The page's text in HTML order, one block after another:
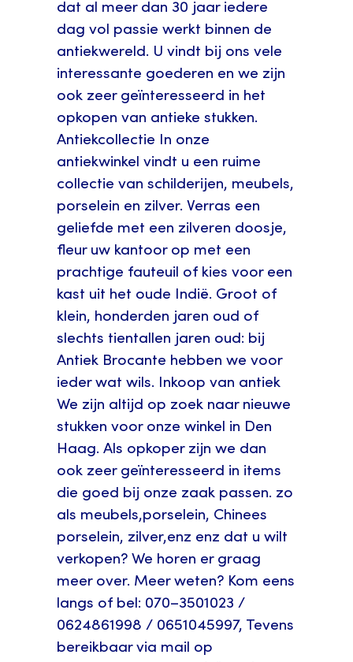
dat al meer dan 30 jaar iedere
dag vol passie werkt binnen de
antiekwereld. U vindt bij ons vele
interessante goederen en we zijn
ook zeer geïnteresseerd in het
opkopen van antieke stukken.
Antiekcollectie In onze
antiekwinkel vindt u een ruime
collectie van schilderijen, meubels,
porselein en zilver. Verras een
geliefde met een zilveren doosje,
fleur uw kantoor op met een
prachtige fauteuil of kies voor een
kast uit het oude Indië. Groot of
klein, honderden jaren oud of
slechts tientallen jaren oud: bij
Antiek Brocante hebben we voor
ieder wat wils. Inkoop van antiek
We zijn altijd op zoek naar nieuwe
stukken voor onze winkel in Den
Haag. Als opkoper zijn we dan
ook zeer geïnteresseerd in items
die goed bij onze zaak passen. zo
als meubels,porselein, Chinees
porselein, zilver,enz enz dat u wilt
verkopen? We horen er graag
meer over. Meer weten? Kom eens
langs of bel: 070–3501023 /
0624861998 / 0651045997, Tevens
bereikbaar via mail op